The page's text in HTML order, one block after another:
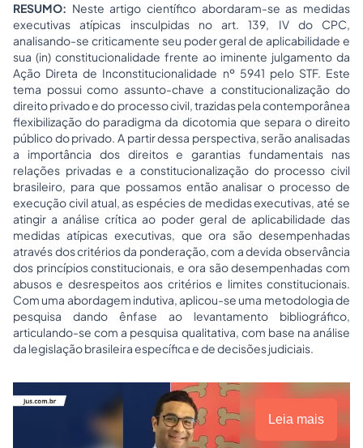
RESUMO: Neste artigo científico abordaram-se as medidas
executivas atípicas insculpidas no art. 139, IV do CPC,
analisando-se criticamente seu poder geral de aplicabilidade e
sua (in) constitucionalidade frente ao iminente julgamento da
Ação Direta de Inconstitucionalidade nº 5941 pelo STF. Este
tema possui como assunto-chave a constitucionalização do
direito privado e do processo civil, trazidas pela contemporânea
flexibilização do paradigma da dicotomia que separa o direito
público do privado. A partir dessa perspectiva, serão analisadas
a importância dos direitos e garantias fundamentais nas
relações privadas e a constitucionalização do processo civil
brasileiro, para que possamos então analisar o processo de
execução civil atual, as espécies de medidas executivas, até se
atingir a análise crítica ao poder geral de aplicabilidade das
medidas atípicas executivas, que ora são desempenhadas
através dos critérios da ponderação, com a devida observância
dos princípios constitucionais, e ora são desempenhadas com
abusos e desrespeitos aos critérios e limites constitucionais.
Com uma abordagem indutiva, aplicou-se uma metodologia de
pesquisa dando ênfase ao levantamento bibliográfico,
articulando-se com a pesquisa qualitativa, com base na análise
da legislação brasileira específica e de decisões judiciais.
Leia mais